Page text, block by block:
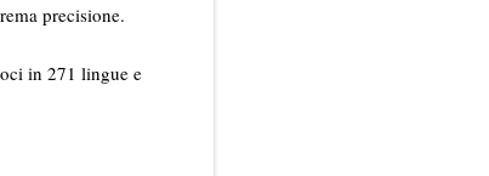
precisione.
in 271 lingue e